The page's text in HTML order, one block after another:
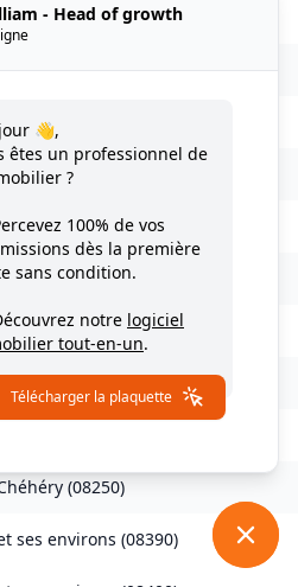
)
des-Dames(08240)
(08400)
Meuse
08140)
08450
(08430 )
Elaire
(08250)
ses environs (08390)
- Head of growth
👋,
êtes un professionnel de
?
100% de vos
dès la première
sans condition.
notre logiciel
tout-en-un.
Télécharger la plaquette